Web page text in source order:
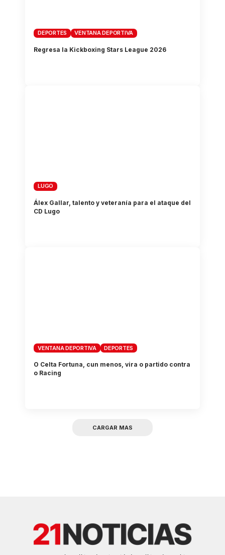
DEPORTES VENTANA DEPORTIVA
Regresa la Kickboxing Stars League 2026
LUGO
Álex Gallar, talento y veteranía para el ataque del
CD Lugo
VENTANA DEPORTIVA DEPORTES
O Celta Fortuna, cun menos, vira o partido contra
o Racing
CARGAR MAS